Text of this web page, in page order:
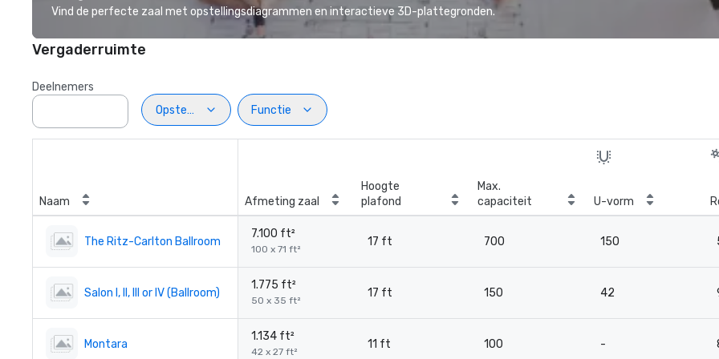
Vind de perfecte zaal met opstellingsdiagrammen en interactieve 3D-plattegronden.
Vergaderruimte
Deelnemers
Opstelling
Functie
Naam Afmeting zaal
Hoogte
plafond
Max.
capaciteit
U-vorm
The Ritz-Carlton Ballroom
7.100 ft²
100 x 71 ft²
17 ft 700 150
Salon I, II, III or IV (Ballroom)
1.775 ft²
50 x 35 ft²
17 ft 150 42
Montara
1.134 ft²
42 x 27 ft²
11 ft 100 -